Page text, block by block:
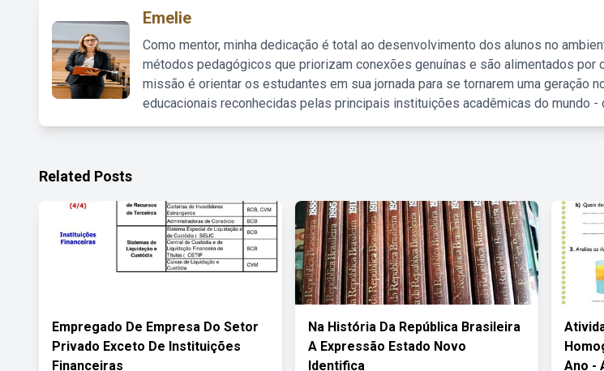
Emelie
Como mentor, minha dedicação é total ao desenvolvimento dos alunos no
métodos pedagógicos que priorizam conexões genuínas e são alimentados por
missão é orientar os estudantes em sua jornada para se tornarem uma geração
educacionais reconhecidas pelas principais instituições acadêmicas do mundo -
Related Posts
Empregado De Empresa Do Setor
Privado Exceto De Instituições
Financeiras
Na História Da República Brasileira
A Expressão Estado Novo
Identifica
Ano -